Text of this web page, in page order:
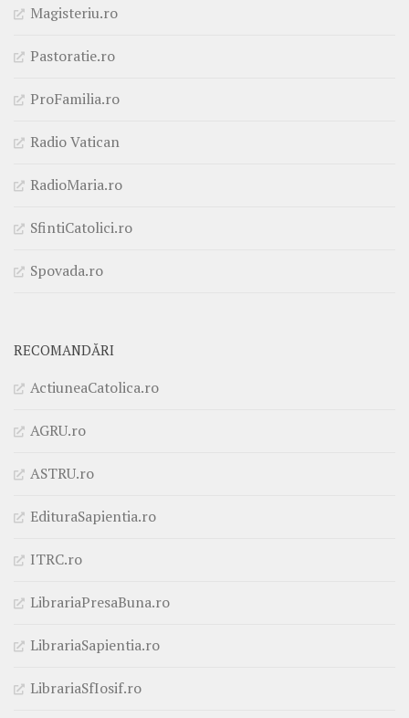
Magisteriu.ro
Pastoratie.ro
ProFamilia.ro
Radio Vatican
RadioMaria.ro
SfintiCatolici.ro
Spovada.ro
RECOMANDĂRI
ActiuneaCatolica.ro
AGRU.ro
ASTRU.ro
EdituraSapientia.ro
ITRC.ro
LibrariaPresaBuna.ro
LibrariaSapientia.ro
LibrariaSfIosif.ro